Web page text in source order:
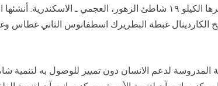
ان جمعية شفاء المرضى هي منظمة اجتماعية تنموية مشهرة بالشئون الاجتماعية برقم ٢٢٠٨ لسنة ٢٠٠٧ مقرها الكيلو ١٩ شاطئ الزهور، العجمي ـ
الكاردينال غبطة البطريرك اسطفانوس الثاني غطاس
المدروسة لدعم الانسان دون تمييز للوصول به لتنمية